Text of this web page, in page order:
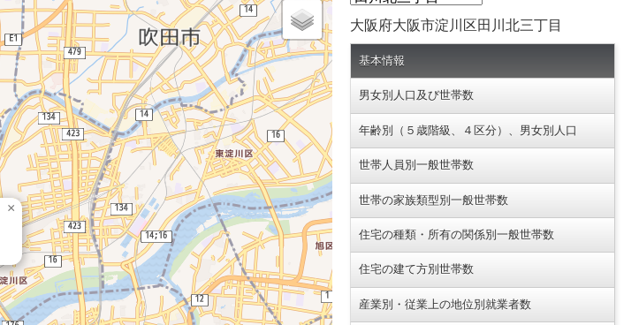
×
大阪府大阪市淀川区田川北三丁目
基本情報
男女別人口及び世帯数
年齢別（５歳階級、４区分）、男女別人口
世帯人員別一般世帯数
世帯の家族類型別一般世帯数
住宅の種類・所有の関係別一般世帯数
住宅の建て方別世帯数
産業別・従業上の地位別就業者数